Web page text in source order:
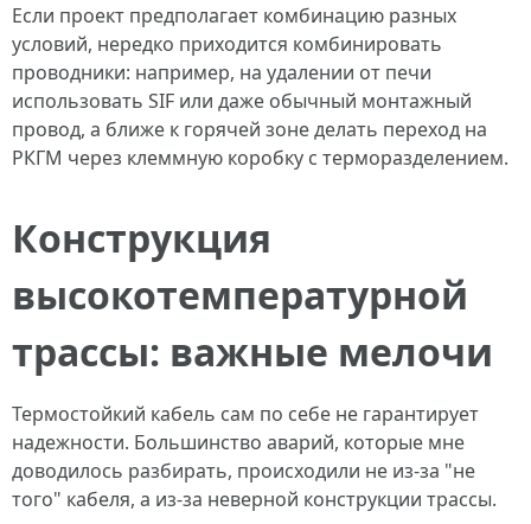
Если проект предполагает комбинацию разных
условий, нередко приходится комбинировать
проводники: например, на удалении от печи
использовать SIF или даже обычный монтажный
провод, а ближе к горячей зоне делать переход на
РКГМ через клеммную коробку с терморазделением.
Конструкция
высокотемпературной
трассы: важные мелочи
Термостойкий кабель сам по себе не гарантирует
надежности. Большинство аварий, которые мне
доводилось разбирать, происходили не из-за "не
того" кабеля, а из-за неверной конструкции трассы.